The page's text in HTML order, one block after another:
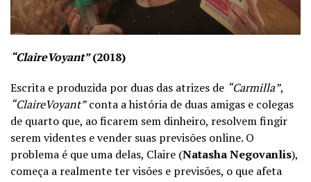
“ClaireVoyant”(2018)
Escrita e produzida por duas das atrizes de “Carmilla”,
“ClaireVoyant”conta a história de duas amigas e colegas
de quarto que, ao ficarem sem dinheiro, resolvem fingir
serem videntes e vender suas previsões online. O
problema é que uma delas, Claire (Natasha Negovanlis),
começa a realmente ter visões e previsões, o que afeta